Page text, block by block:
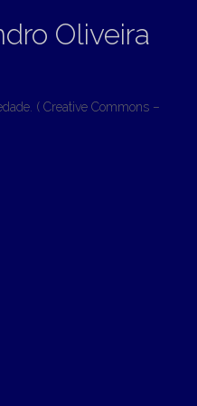
Oliveira
( Creative Commons –